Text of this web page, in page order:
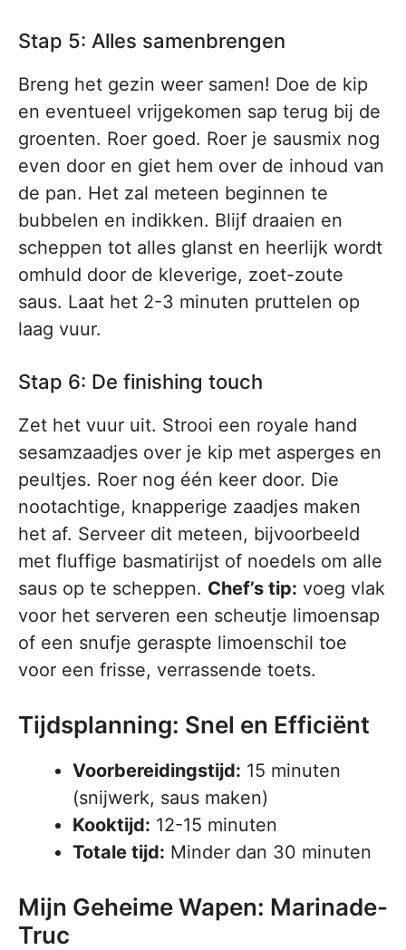
Stap 5: Alles samenbrengen
Breng het gezin weer samen! Doe de kip
en eventueel vrijgekomen sap terug bij de
groenten. Roer goed. Roer je sausmix nog
even door en giet hem over de inhoud van
de pan. Het zal meteen beginnen te
bubbelen en indikken. Blijf draaien en
scheppen tot alles glanst en heerlijk wordt
omhuld door de kleverige, zoet-zoute
saus. Laat het 2-3 minuten pruttelen op
laag vuur.
Stap 6: De finishing touch
Zet het vuur uit. Strooi een royale hand
sesamzaadjes over je kip met asperges en
peultjes. Roer nog één keer door. Die
nootachtige, knapperige zaadjes maken
het af. Serveer dit meteen, bijvoorbeeld
met fluffige basmatirijst of noedels om alle
saus op te scheppen. Chef’s tip: voeg vlak
voor het serveren een scheutje limoensap
of een snufje geraspte limoenschil toe
voor een frisse, verrassende toets.
Tijdsplanning: Snel en Efficiënt
Voorbereidingstijd: 15 minuten
(snijwerk, saus maken)
Kooktijd: 12-15 minuten
Totale tijd: Minder dan 30 minuten
Mijn Geheime Wapen: Marinade-
Truc